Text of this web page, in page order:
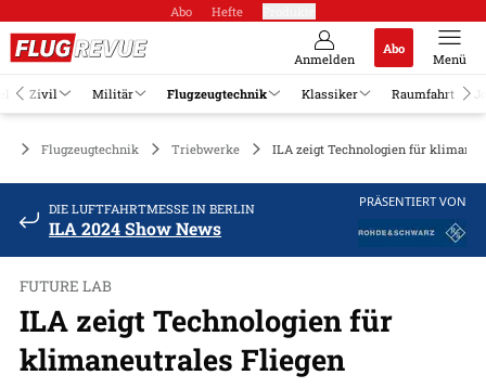
Abo Hefte
Anmelden
Abo
Menü
Zivil Militär Flugzeugtechnik Klassiker Raumfahrt
Flugzeugtechnik Triebwerke ILA zeigt Technologien für
DIE LUFTFAHRTMESSE IN BERLIN
ILA 2024 Show News
PRÄSENTIERT VON
FUTURE LAB
ILA zeigt Technologien für
klimaneutrales Fliegen